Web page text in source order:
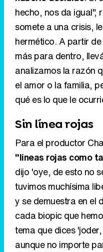
hecho, nos da igual",
somete a una crisis,
hermético. A partir
más para dentro,
analizamos la razón
el amor o la familia,
qué es lo que le
Sin línea rojas
Para el productor
"líneas rojas como
dijo 'oye, de esto no
tuvimos muchísima
y se demuestra en el
cada biopic que
tema que dices
aunque no importe